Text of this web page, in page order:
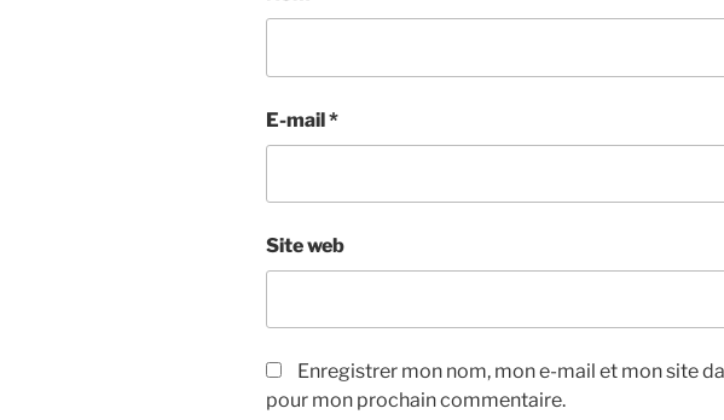
E-mail*
Site web
Enregistrer mon nom, mon e-mail et mon site
pour mon prochain commentaire.